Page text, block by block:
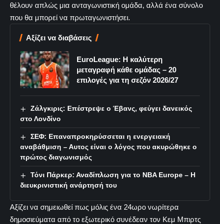
θέλουν απλώς μια ανταγωνιστική ομάδα, αλλά ένα σύνολο
που θα μπορεί να πρωταγωνιστήσει.
Αξίζει να διαβάσεις
EuroLeague: Η καλύτερη
μεταγραφή κάθε ομάδας – 20
επιλογές για τη σεζόν 2026/27
Ζάλγκιρις: Επέστρεψε ο Έβανς, φεύγει δανεικός
στο Λονδίνο
ΣΕΦ: Επαναπροκηρύσσεται η ενεργειακή
αναβάθμιση – Αυτος είναι ο λόγος που ακυρώθηκε ο
πρώτος διαγωνισμός
Τόνι Πάρκερ: Αναδίπλωση για το NBA Europe – Η
διευκρινιστική ανάρτησή του
Αξίζει να σημειωθεί πως μόλις ένα 24ωρο νωρίτερα
δημοσιεύματα από το εξωτερικό συνέδεαν τον Κεμ Μπιρτς